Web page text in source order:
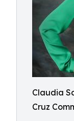
Claudia
Cruz